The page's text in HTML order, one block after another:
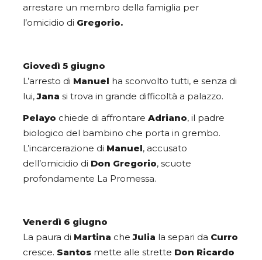
arrestare un membro della famiglia per
l’omicidio di Gregorio.
Giovedì 5 giugno
L’arresto di Manuel ha sconvolto tutti, e senza di
lui,Jana si trova in grande difficoltà a palazzo.
Pelayo chiede di affrontare Adriano, il padre
biologico del bambino che porta in grembo.
L’incarcerazione di Manuel, accusato
dell’omicidio di Don Gregorio, scuote
profondamente La Promessa.
Venerdì 6 giugno
La paura di Martina cheJulia la separi da Curro
cresce. Santos mette alle strette Don Ricardo